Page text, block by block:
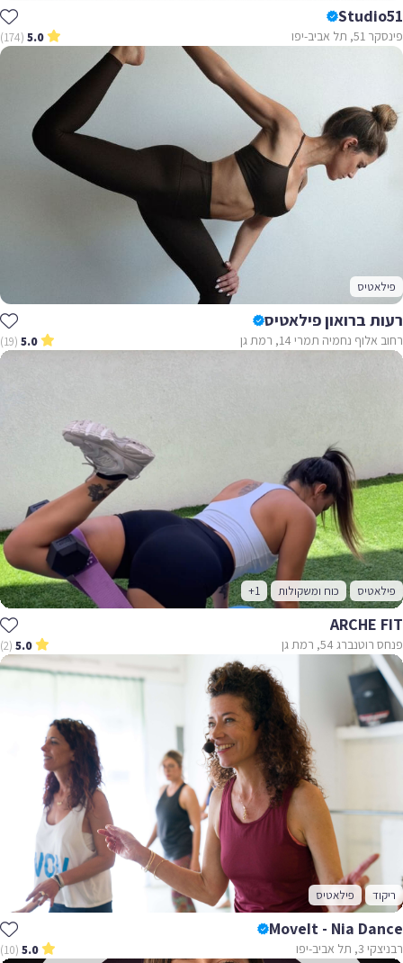
Studio51
פינסקר 51, תל אביב-יפו 5.0
(174)
פילאטיס
רעות ברואון פילאטיס
רחוב אלוף נחמיה תמרי 14, רמת גן 5.0
(19)
פילאטיס כוח ומשקולות +1
ARCHE FIT
פנחס רוטנברג 54, רמת גן 5.0
(2)
ריקוד פילאטיס
MoveIt - Nia Dance
רבניצקי 3, תל אביב-יפו 5.0
(10)